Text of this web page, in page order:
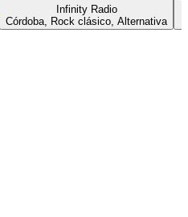
Infinity Radio
Córdoba, Rock clásico, Alternativa